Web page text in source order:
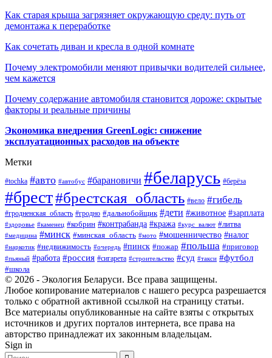
Как старая крыша загрязняет окружающую среду: путь от
демонтажа к переработке
Как сочетать диван и кресла в одной комнате
Почему электромобили меняют привычки водителей сильнее,
чем кажется
Почему содержание автомобиля становится дороже: скрытые
факторы и реальные причины
Экономика внедрения GreenLogic: снижение
эксплуатационных расходов на объекте
Метки
#tochka #авто #автобус #барановичи #беларусь #берёза
#брест#брестская_область #вело #гибель
#гродненская_область #гродно #дальнобойщик #дети #животное #зарплата
#здоровье #каменец #кобрин #контрабанда #кража #курс_валют #литва
#медицина #минск #минская_область #мото #мошенничество #налог
#наркотик #недвижимость #очередь #пинск #пожар #польша #приговор
#пьяный #работа #россия #сигарета #строительство #суд #такси #футбол
#школа
© 2026 - Экология Беларуси. Все права защищены.
Любое копирование материалов с нашего ресурса разрешается
только с обратной активной ссылкой на страницу статьи.
Все материалы опубликованные на сайте взяты с открытых
источников и других порталов интернета, все права на
авторство принадлежат их законным владельцам.
Sign in